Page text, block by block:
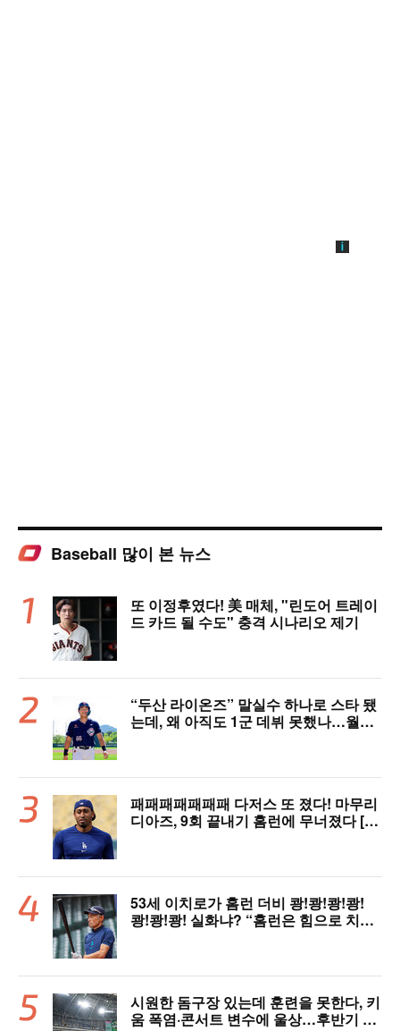
Baseball 많이 본 뉴스
또 이정후였다! 美 매체, "린도어 트레이
드 카드 될 수도" 충격 시나리오 제기
“두산 라이온즈” 말실수 하나로 스타 됐
는데, 왜 아직도 1군 데뷔 못했나…월간
패패패패패패패 다저스 또 졌다! 마무리
디아즈, 9회 끝내기 홈런에 무너졌다 [L
53세 이치로가 홈런 더비 쾅!쾅!쾅!쾅!
쾅!쾅!쾅! 실화냐? “홈런은 힘으로 치는
시원한 돔구장 있는데 훈련을 못한다, 키
움 폭염·콘서트 변수에 울상…후반기 상